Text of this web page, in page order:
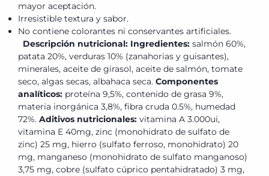
mayor aceptación.
Irresistible textura y sabor.
No contiene colorantes ni conservantes artificiales.
Descripción nutricional: Ingredientes: salmón 60%,
patata 20%, verduras 10% (zanahorias y guisantes),
minerales, aceite de girasol, aceite de salmón, tomate
seco, algas secas, albahaca seca. Componentes
analíticos: proteína 9,5%, contenido de grasa 9%,
materia inorgánica 3,8%, fibra cruda 0.5%, humedad
72%. Aditivos nutricionales: vitamina A 3.000ui,
vitamina E 40mg, zinc (monohidrato de sulfato de
zinc) 25 mg, hierro (sulfato ferroso, monohidrato) 20
mg, manganeso (monohidrato de sulfato manganoso)
3,75 mg, cobre (sulfato cúprico pentahidratado) 3 mg,